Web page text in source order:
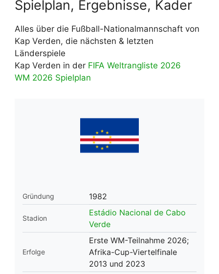
Spielplan, Ergebnisse, Kader
Alles über die Fußball-Nationalmannschaft von
Kap Verden, die nächsten & letzten
Länderspiele
Kap Verden in der FIFA Weltrangliste 2026
WM 2026 Spielplan
Gründung 1982
Stadion
Estádio Nacional de Cabo
Verde
Erfolge
Erste WM-Teilnahme 2026;
Afrika-Cup-Viertelfinale
2013 und 2023